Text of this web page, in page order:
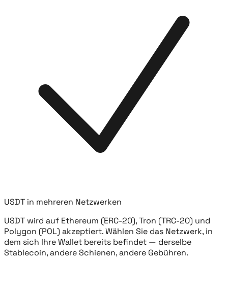
USDT in mehreren Netzwerken
USDT wird auf Ethereum (ERC-20), Tron (TRC-20) und
Polygon (POL) akzeptiert. Wählen Sie das Netzwerk, in
dem sich Ihre Wallet bereits befindet — derselbe
Stablecoin, andere Schienen, andere Gebühren.